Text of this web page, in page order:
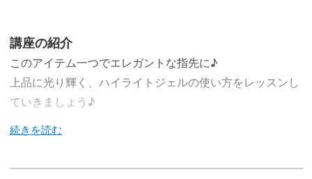
講座の紹介
このアイテム一つでエレガントな指先に♪
上品に光り輝く、ハイライトジェルの使い方をレッスンし
ていきましょう♪